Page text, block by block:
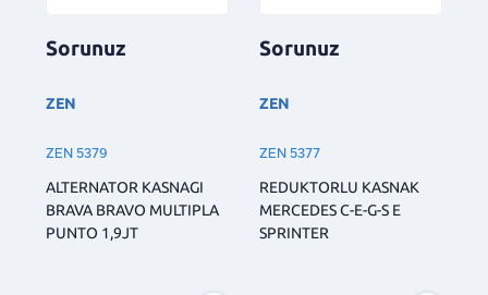
Sorunuz
ZEN
ZEN 5379
ALTERNATOR KASNAGI
BRAVA BRAVO MULTIPLA
PUNTO 1,9JT
Sorunuz
ZEN
ZEN 5377
REDUKTORLU KASNAK
MERCEDES C-E-G-S E
SPRINTER